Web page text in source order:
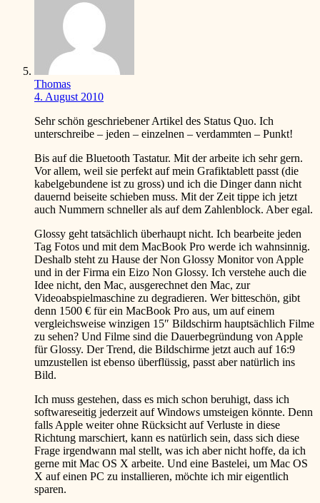
Thomas
4. August 2010
Sehr schön geschriebener Artikel des Status Quo. Ich
unterschreibe – jeden – einzelnen – verdammten – Punkt!
Bis auf die Bluetooth Tastatur. Mit der arbeite ich sehr gern.
Vor allem, weil sie perfekt auf mein Grafiktablett passt (die
kabelgebundene ist zu gross) und ich die Dinger dann nicht
dauernd beiseite schieben muss. Mit der Zeit tippe ich jetzt
auch Nummern schneller als auf dem Zahlenblock. Aber egal.
Glossy geht tatsächlich überhaupt nicht. Ich bearbeite jeden
Tag Fotos und mit dem MacBook Pro werde ich wahnsinnig.
Deshalb steht zu Hause der Non Glossy Monitor von Apple
und in der Firma ein Eizo Non Glossy. Ich verstehe auch die
Idee nicht, den Mac, ausgerechnet den Mac, zur
Videoabspielmaschine zu degradieren. Wer bitteschön, gibt
denn 1500 € für ein MacBook Pro aus, um auf einem
vergleichsweise winzigen 15″ Bildschirm hauptsächlich Filme
zu sehen? Und Filme sind die Dauerbegründung von Apple
für Glossy. Der Trend, die Bildschirme jetzt auch auf 16:9
umzustellen ist ebenso überflüssig, passt aber natürlich ins
Bild.
Ich muss gestehen, dass es mich schon beruhigt, dass ich
softwareseitig jederzeit auf Windows umsteigen könnte. Denn
falls Apple weiter ohne Rücksicht auf Verluste in diese
Richtung marschiert, kann es natürlich sein, dass sich diese
Frage irgendwann mal stellt, was ich aber nicht hoffe, da ich
gerne mit Mac OS X arbeite. Und eine Bastelei, um Mac OS
X auf einen PC zu installieren, möchte ich mir eigentlich
sparen.